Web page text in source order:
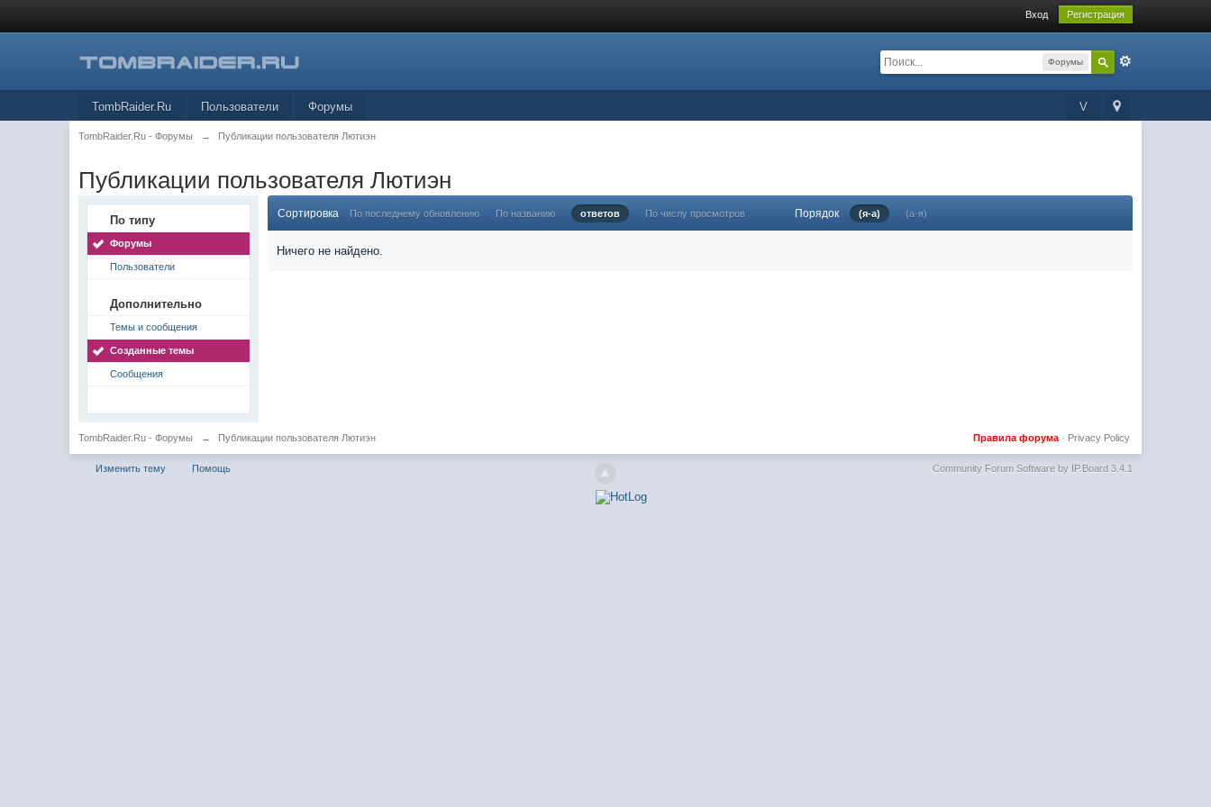
Вход Регистрация
Форумы
V
TombRaider.Ru Пользователи Форумы
TombRaider.Ru - Форумы → Публикации пользователя Лютиэн
Публикации пользователя Лютиэн
По типу
Форумы
Пользователи
Дополнительно
Темы и сообщения
Созданные темы
Сообщения
Сортировка По последнему обновлению По названию ответов По числу просмотров Порядок (я-а) (а-я)
Ничего не найдено.
TombRaider.Ru - Форумы → Публикации пользователя Лютиэн Privacy Policy
Правила форума·
Изменить тему Помощь Community Forum Software by IP.Board 3.4.1